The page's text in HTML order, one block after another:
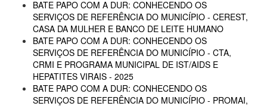
BATE PAPO COM A DUR: CONHECENDO OS
SERVIÇOS DE REFERÊNCIA DO MUNICÍPIO - CEREST,
CASA DA MULHER E BANCO DE LEITE HUMANO
BATE PAPO COM A DUR: CONHECENDO OS
SERVIÇOS DE REFERÊNCIA DO MUNICÍPIO - CTA,
CRMI E PROGRAMA MUNICIPAL DE IST/AIDS E
HEPATITES VIRAIS - 2025
BATE PAPO COM A DUR: CONHECENDO OS
SERVIÇOS DE REFERÊNCIA DO MUNICÍPIO - PROMAI,